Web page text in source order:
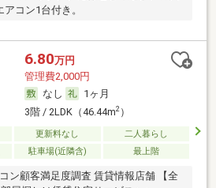
コン1台付き。
6.80万円
管理費2,000円
なし
1ヶ月
3階 / 2LDK（46.44m2）
更新料なし
二人暮らし
駐車場(近隣含) 最上階
ン顧客満足度調査 賃貸情報店舗 【全